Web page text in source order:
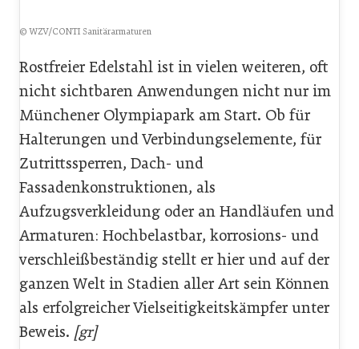
© WZV/CONTI Sanitärarmaturen
Rostfreier Edelstahl ist in vielen weiteren, oft
nicht sichtbaren Anwendungen nicht nur im
Münchener Olympiapark am Start. Ob für
Halterungen und Verbindungselemente, für
Zutrittssperren, Dach- und
Fassadenkonstruktionen, als
Aufzugsverkleidung oder an Handläufen und
Armaturen: Hochbelastbar, korrosions- und
verschleißbeständig stellt er hier und auf der
ganzen Welt in Stadien aller Art sein Können
als erfolgreicher Vielseitigkeitskämpfer unter
Beweis. [gr]